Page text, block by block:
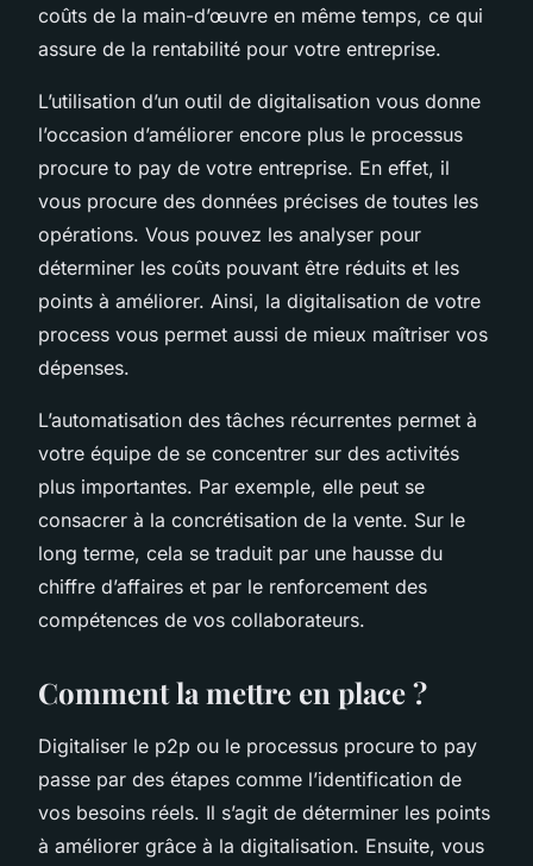
coûts de la main-d’œuvre en même temps, ce qui
assure de la rentabilité pour votre entreprise.
L’utilisation d’un outil de digitalisation vous donne
l’occasion d’améliorer encore plus le processus
procure to pay de votre entreprise. En effet, il
vous procure des données précises de toutes les
opérations. Vous pouvez les analyser pour
déterminer les coûts pouvant être réduits et les
points à améliorer. Ainsi, la digitalisation de votre
process vous permet aussi de mieux maîtriser vos
dépenses.
L’automatisation des tâches récurrentes permet à
votre équipe de se concentrer sur des activités
plus importantes. Par exemple, elle peut se
consacrer à la concrétisation de la vente. Sur le
long terme, cela se traduit par une hausse du
chiffre d’affaires et par le renforcement des
compétences de vos collaborateurs.
Comment la mettre en place ?
Digitaliser le p2p ou le processus procure to pay
passe par des étapes comme l’identification de
vos besoins réels. Il s’agit de déterminer les points
à améliorer grâce à la digitalisation. Ensuite, vous